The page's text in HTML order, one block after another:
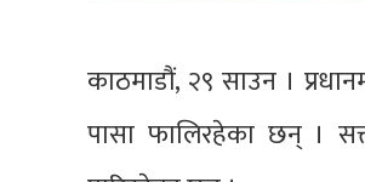
काठमाडौं, २९ साउन ।
पासा फालिरहेका छन् ।